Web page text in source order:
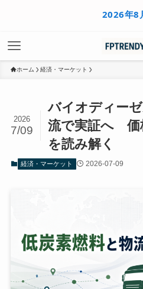
2026年8月7日の
ホーム 経済・マーケット
バイオディー
流で実証へ 価
を読み解く
2026
7/09
経済・マーケット 2026-07-09